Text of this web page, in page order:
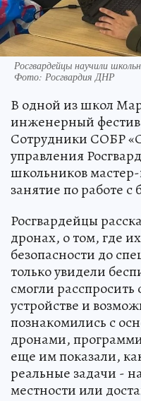
Росгвардейцы научили
Фото: Росгвардия ДНР
В одной из школ
инженерный
Сотрудники СОБР
управления
школьников мастер-
занятие по работе
Росгвардейцы
дронах, о том, где
безопасности до
только увидели
смогли
устройстве и
познакомились с
дронами,
еще им показали,
реальные задачи -
местности или